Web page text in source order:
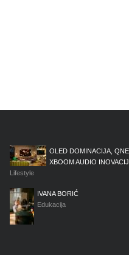
OLED DOMINACIJA,
XBOOM AUDIO
Lifestyle
IVANA BORIĆ
Edukacija